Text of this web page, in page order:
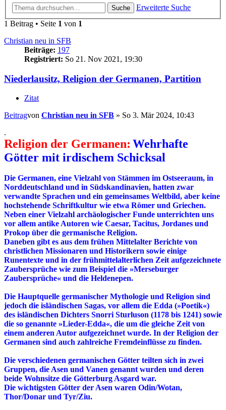
Suche
Erweiterte Suche
1 Beitrag • Seite 1 von 1
Christian neu in SFB
Beiträge: 197
Registriert: So 21. Nov 2021, 19:30
Niederlausitz, Religion der Germanen, Partition
Zitat
Beitragvon Christian neu in SFB » So 3. Mär 2024, 10:43
.
Religion der Germanen: Wehrhafte
Götter mit irdischem Schicksal
Die Germanen, eine Vielzahl von Stämmen im Ostseeraum, in
Norddeutschland und in Südskandinavien, hatten zwar
verwandte Sprachen und ein gemeinsames Weltbild, aber keine
hochstehende Schriftkultur wie etwa Römer und Griechen.
Neben einer Vielzahl archäologischer Funde unterrichten uns
vor allem antike Autoren wie Caesar, Tacitus, Jordanes und
Prokop über die germanische Religion.
Daneben gibt es aus dem frühen Mittelalter Berichte von
christlichen Missionaren und Historikern sowie einige
Runentexte und in der frühmittelalterlichen Zeit aufgezeichnete
Zaubersprüche wie zum Beispiel die »Merseburger
Zaubersprüche« und die Heldenepen.
Die Hauptquelle germanischer Mythologie und Religion sind
jedoch die isländischen Sagas, vor allem die Edda (»Poetik«)
des isländischen Dichters Snorri Sturluson (1178 bis 1241) sowie
die so genannte »Lieder-Edda«, die um die gleiche Zeit von
einem anderen Autor aufgezeichnet wurde. In der Religion der
Germanen sind auch zahlreiche Fremdeinflüsse zu finden.
Die verschiedenen germanischen Götter teilten sich in zwei
Gruppen, die Asen und Vanen genannt wurden und deren
beide Wohnsitze die Götterburg Asgard war.
Die wichtigsten Götter der Asen waren Odin/Wotan,
Thor/Donar und Tyr/Ziu.